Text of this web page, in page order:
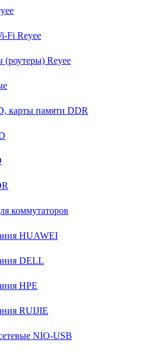
Fi Reyee
Reyee
карты памяти DDR
коммутаторов
HUAWEI
DELL
HPE
RUIJIE
NIO-USB